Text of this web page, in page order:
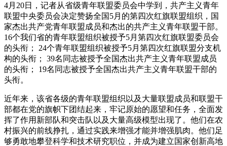
4月20日，记者从省级青年联盟委员会中学到，共产主义青年
联盟中央委员会决定赞扬全国5月的第四次红旗联盟组织，国
家杰出共产党青年联盟成员和杰出的共产主义青年联盟干部。
16个我们省的青年联盟组织被授予5月第四次红旗联盟委员会
的头衔； 24个青年联盟组织被授予5月第四次红旗联盟分支机
构的头衔； 39名同志被授予全国杰出共产主义青年联盟成员
的头衔； 19名同志被授予全国杰出共产主义青年联盟干部的
头衔。
近年来，该省各级的青年联盟组织以及大量联盟成员和联盟干
部都在党的旗帜下团结起来，牢记原始的愿望和任务，全面发
挥了作用新部队和突击队以及大量高级模型出现了。他们在农
村振兴的前线挣扎，通过实践来增强才能并增强肌肉。他们足
够勇敢地攀登科学和技术研究职位，并成为建立国家创新高地